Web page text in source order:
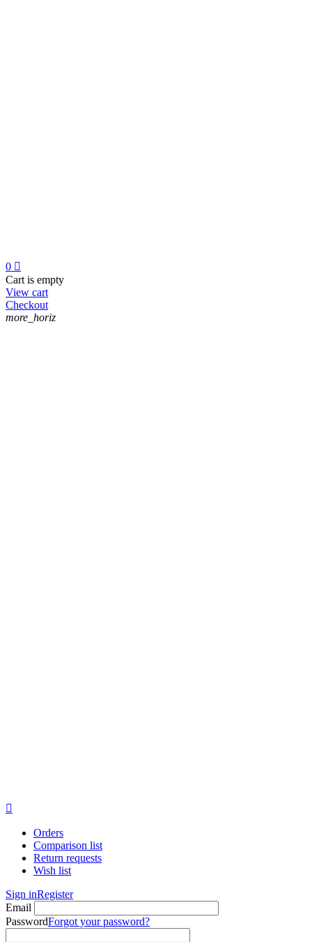
0 
Cart is empty
View cart
Checkout
more_horiz

Orders
Comparison list
Return requests
Wish list
Sign inRegister
Email
PasswordForgot your password?